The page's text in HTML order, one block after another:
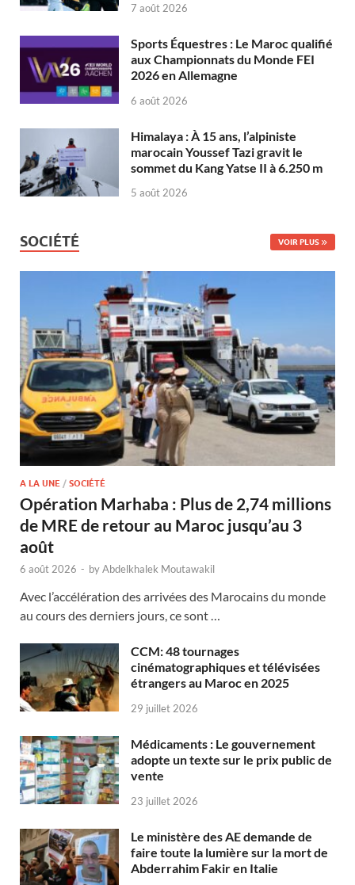
7 août 2026
Sports Équestres : Le Maroc qualifié
aux Championnats du Monde FEI
2026 en Allemagne
6 août 2026
Himalaya : À 15 ans, l’alpiniste
marocain Youssef Tazi gravit le
sommet du Kang Yatse II à 6.250 m
5 août 2026
SOCIÉTÉ VOIR PLUS
A LA UNE / SOCIÉTÉ
Opération Marhaba : Plus de 2,74 millions
de MRE de retour au Maroc jusqu’au 3
août
6 août 2026 - byAbdelkhalek Moutawakil
Avec l’accélération des arrivées des Marocains du monde
au cours des derniers jours, ce sont …
CCM: 48 tournages
cinématographiques et télévisées
étrangers au Maroc en 2025
29 juillet 2026
Médicaments : Le gouvernement
adopte un texte sur le prix public de
vente
23 juillet 2026
Le ministère des AE demande de
faire toute la lumière sur la mort de
Abderrahim Fakir en Italie